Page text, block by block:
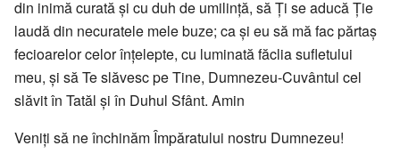
din inimă curată și cu duh de umilință, să Ți se aducă Ție
laudă din necuratele mele buze; ca și eu să mă fac părtaș
fecioarelor celor înțelepte, cu luminată făclia sufletului
meu, și să Te slăvesc pe Tine, Dumnezeu-Cuvântul cel
slăvit în Tatăl și în Duhul Sfânt. Amin
Veniți să ne închinăm Împăratului nostru Dumnezeu!